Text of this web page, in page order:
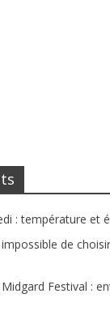
: température et
de
Festival :